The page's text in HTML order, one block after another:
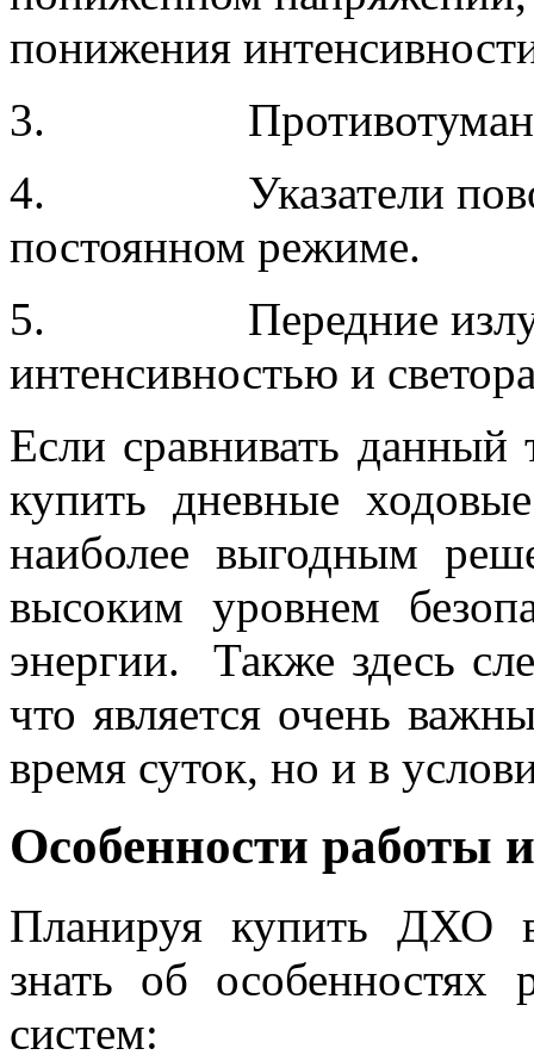
понижения
3.
4. Указатели
постоянном режиме.
5. Передние
интенсивностью и
Если сравнивать
купить дневные
наиболее выгодным
высоким уровнем
энергии. Также здесь
что является очень
время суток, но и в
Особенности работы
Планируя купить ДХО
знать об особенностях
систем: